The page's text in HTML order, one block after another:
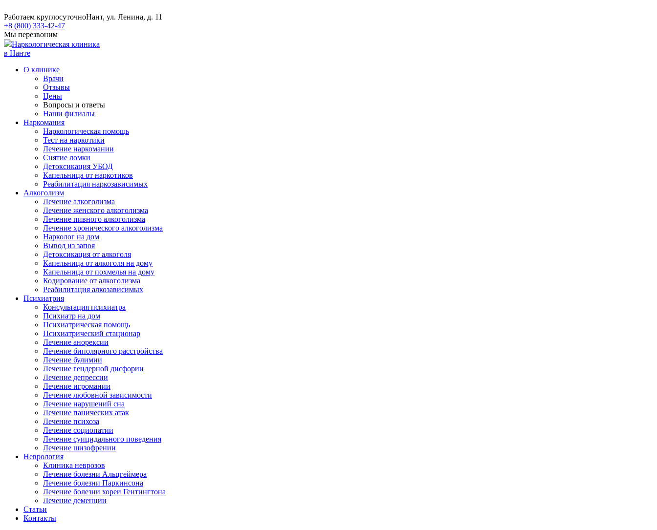
Работаем круглосуточноНант, ул. Ленина, д. 11
+8 (800) 333-42-47
Мы перезвоним
Наркологическая клиника
в Нанте
О клинике
Врачи
Отзывы
Цены
Вопросы и ответы
Наши филиалы
Наркомания
Наркологическая помощь
Тест на наркотики
Лечение наркомании
Снятие ломки
​​Детоксикация УБОД
Капельница от наркотиков
Реабилитация наркозависимых
Алкоголизм
Лечение алкоголизма
Лечение женского алкоголизма
Лечение пивного алкоголизма
Лечение хронического алкоголизма
Нарколог на дом
Вывод из запоя
Детоксикация от алкоголя
Капельница от алкоголя на дому
Капельница от похмелья на дому
Кодирование от алкоголизма
Реабилитация алкозависимых
Психиатрия
Консультация психиатра
Психиатр на дом
Психиатрическая помощь
Психиатрический стационар
Лечение анорексии
Лечение биполярного расстройства
Лечение булимии
Лечение гендерной дисфории
Лечение депрессии
Лечение игромании
Лечение любовной зависимости
Лечение нарушений сна
Лечение панических атак
Лечение психоза
Лечение социопатии
Лечение суицидального поведения
Лечение шизофрении
Неврология
Клиника неврозов
Лечение болезни Альцгеймера
Лечение болезни Паркинсона
Лечение болезни хореи Гентингтона
Лечение деменции
Статьи
Контакты